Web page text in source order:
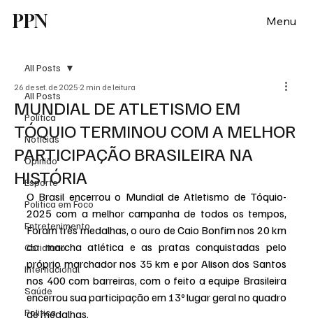
PPN Menu
All Posts
Política
Notícias
Opinião
Esporte
Politica em Foco
Entretenimento
Cotidiano
Internacional
Saúde
Politica
All Posts
MUNDIAL DE ATLETISMO EM
TÓQUIO TERMINOU COM A MELHOR
PARTICIPAÇÃO BRASILEIRA NA
HISTÓRIA
26 de set. de 2025 2 min de leitura
O Brasil encerrou o Mundial de Atletismo de Tóquio-
2025 com a melhor campanha de todos os tempos,
Foram três medalhas, o ouro de Caio Bonfim nos 20 km
da marcha atlética e as pratas conquistadas pelo
próprio marchador nos 35 km e por Alison dos Santos
nos 400 com barreiras, com o feito a equipe Brasileira
encerrou sua participação em 13º lugar geral no quadro
de medalhas.